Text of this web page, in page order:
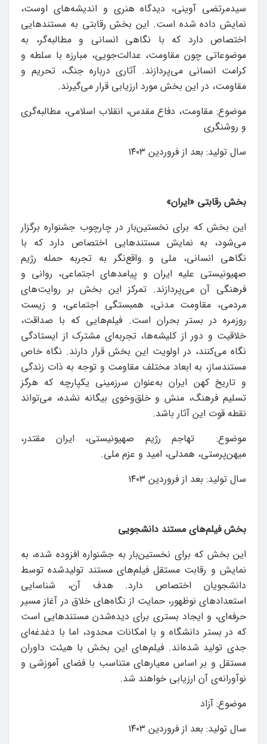
سیدمرتضی آوینی، دیدگاه هنری و اندیشه‌های اوست،
نمایش داده شده است. این بخش رقابتی به مستندهایی
اختصاص دارد که با نگاهی انسانی و مطالبه‌گر، به
موضوعاتی چون مقاومت، عدالت‌جویی، مبارزه با سلطه و
کرامت انسانی می‌پردازند. آثاری درباره‌ جنگ، تحریم و
مقاومت، در این بخش مورد ارزیابی قرار می‌گیرند.
موضوع: مقاومت، دفاع مقدس، انقلاب اسلامی، مطالبه‌گری
و روشنگری
سال توليد: بعد از فروردین ۱۴۰۳
بخش رقابتی «ایران»
این بخش که برای نخستین‌بار در چارچوب جشنواره برگزار
می‌شود، به نمایش مستندهایی اختصاص دارد که با
نگاهی انسانی، ملی و واقع‌نگر به تجربه حمله رژیم
صهیونیستی علیه ایران و پیامدهای اجتماعی، روانی و
فرهنگی آن می‌پردازند. تمرکز این بخش بر روایت‌های
مردمی، مقاومت مدنی، همبستگی اجتماعی، و زیست
روزمره در بستر بحران است. فیلم‌هایی که با صداقت،
خلاقیت و دور از کلیشه‌ها، تجربه‌ای مشترک از ایستادگی
نگاه می‌کنند، در اولویت این بخش قرار دارند. نگاه خاص
مستندساز، به ابعاد مختلف مقاومت و توجه به ذات زندگی
و تاریخ کهن ایران به‌عنوان سرزمینی یکپارچه که هرگز
تسلیم فرهنگ، منش و خلق‌وخوی بیگانه نشده، می‌تواند
نقطه قوت این آثار باشد.
موضوع: تهاجم رژیم صهیونیستی، ایران مقتدر،
میهن‌پرستی، همدلی، امید و عزم ملی.
سال تولید: بعد از فروردین ۱۴۰۳
بخش فیلم‌های مستند دانشجویی
این بخش که برای نخستین‌بار به جشنواره افزوده شده، به
نمایش و رقابت مستقل فیلم‌های مستند تولیدشده توسط
دانشجویان اختصاص دارد. هدف آن، شناسایی
استعدادهای نوظهور، حمایت از نگاه‌های خلاق در آغاز مسیر
حرفه‌ای، و ایجاد بستری برای دیده‌شدن مستندهایی ا‌ست
که در بستر دانشگاه و با امکانات محدود، اما با دغدغه‌ای
جدی تولید شده‌اند. فیلم‌های این بخش با هیئت داوران
مستقل و بر اساس معیارهای متناسب با فضای آموزشی و
نوآورانه‌ی آن ارزیابی خواهند شد.
موضوع: آزاد
سال توليد: بعد از فروردین ۱۴۰۳